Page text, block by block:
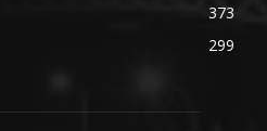
373
299